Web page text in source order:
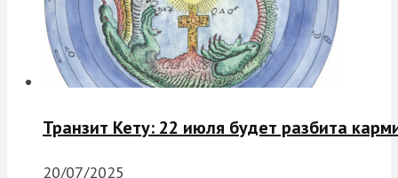
Транзит Кету: 22 июля будет разбита
20/07/2025